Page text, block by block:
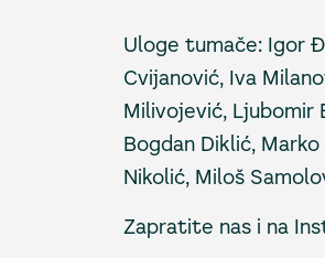
Uloge tumače: Igor
Cvijanović, Iva
Milivojević, Ljubomir
Bogdan Diklić,
Nikolić, Miloš
Zapratite nas i na